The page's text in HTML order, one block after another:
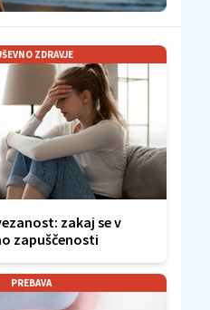
ZDRAVJE
zakaj se v
zapuščenosti
PREBAVA